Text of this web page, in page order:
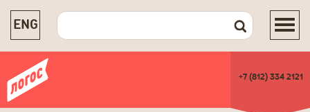
ENG
+7 (812) 334 2121